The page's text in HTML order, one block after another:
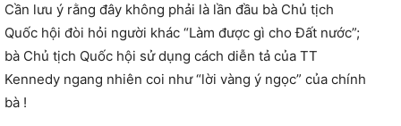
Cần lưu ý rằng đây không phải là lần đầu bà Chủ tịch
Quốc hội đòi hỏi người khác “Làm được gì cho Đất nước”;
bà Chủ tịch Quốc hội sử dụng cách diễn tả của TT
Kennedy ngang nhiên coi như “lời vàng ý ngọc” của chính
bà !